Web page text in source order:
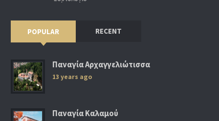
POPULAR RECENT
Παναγία Αρχαγγελιώτισσα
13 years ago
Παναγία Καλαμού